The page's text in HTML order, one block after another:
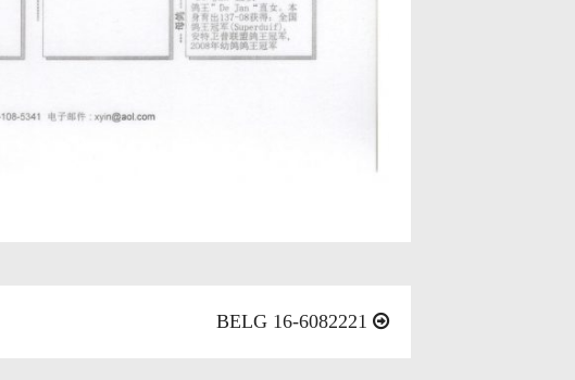
BELG 16-6082221